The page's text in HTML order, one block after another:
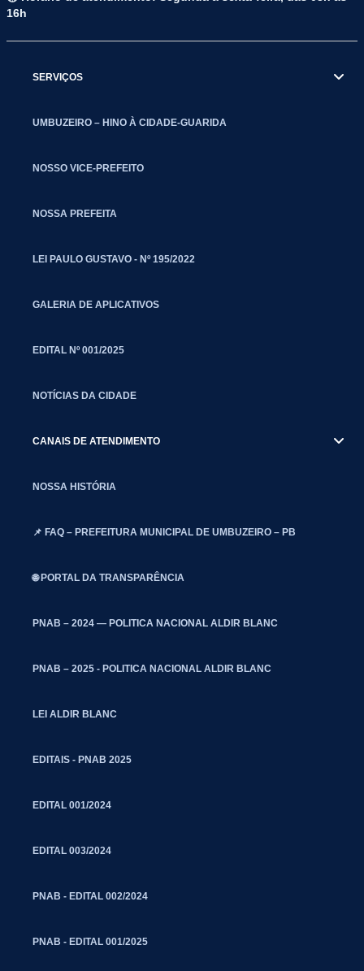
16h
SERVIÇOS
UMBUZEIRO – HINO À CIDADE-GUARIDA
NOSSO VICE-PREFEITO
NOSSA PREFEITA
LEI PAULO GUSTAVO - Nº 195/2022
GALERIA DE APLICATIVOS
EDITAL Nº 001/2025
NOTÍCIAS DA CIDADE
CANAIS DE ATENDIMENTO
NOSSA HISTÓRIA
📌 FAQ – PREFEITURA MUNICIPAL DE UMBUZEIRO – PB
🌐 PORTAL DA TRANSPARÊNCIA
PNAB – 2024 — POLITICA NACIONAL ALDIR BLANC
PNAB – 2025 - POLITICA NACIONAL ALDIR BLANC
LEI ALDIR BLANC
EDITAIS - PNAB 2025
EDITAL 001/2024
EDITAL 003/2024
PNAB - EDITAL 002/2024
PNAB - EDITAL 001/2025